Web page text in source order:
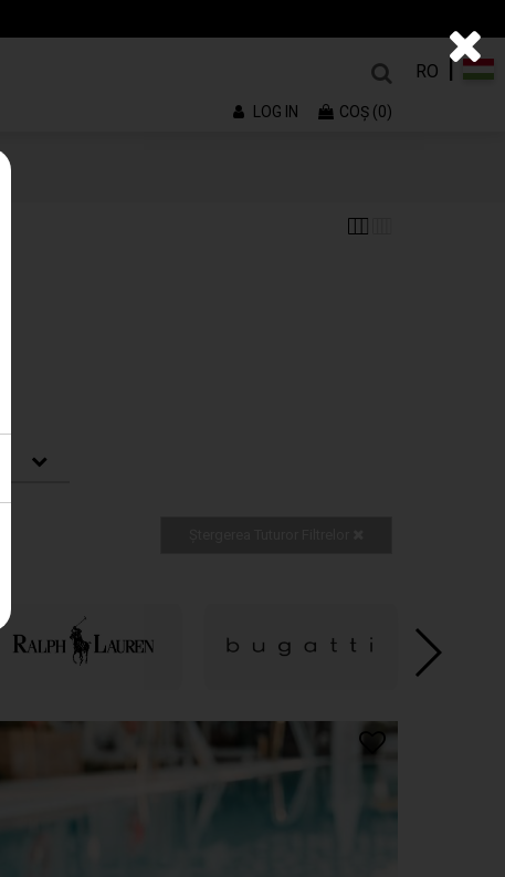
RO |
LOG IN COŞ (0)